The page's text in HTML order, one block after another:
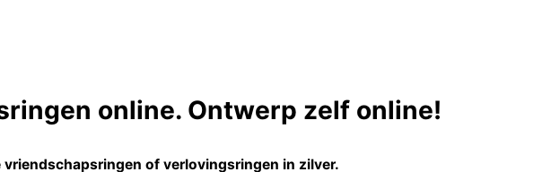
online. Ontwerp zelf online!
of verlovingsringen in zilver.